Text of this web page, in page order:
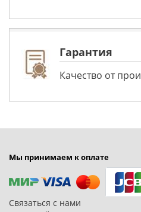
Гарантия
Качество от
Мы принимаем к оплате
Связаться с нами